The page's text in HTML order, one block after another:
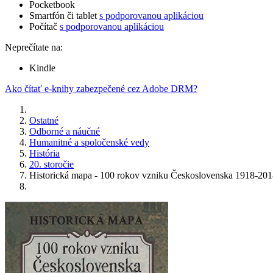
Pocketbook
Smartfón či tablet s podporovanou aplikáciou
Počítač s podporovanou aplikáciou
Neprečítate na:
Kindle
Ako čítať e-knihy zabezpečené cez Adobe DRM?
Ostatné
Odborné a náučné
Humanitné a spoločenské vedy
História
20. storočie
Historická mapa - 100 rokov vzniku Československa 1918-